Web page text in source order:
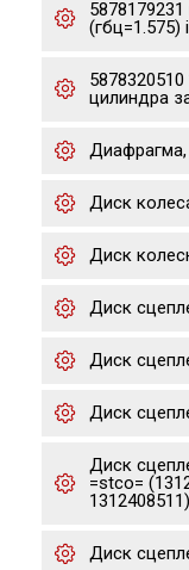
(гбц=1.575)
цилиндра
Диск
Диск
Диск
Диск
Диск
Диск
=stco=
1312408511)
Диск